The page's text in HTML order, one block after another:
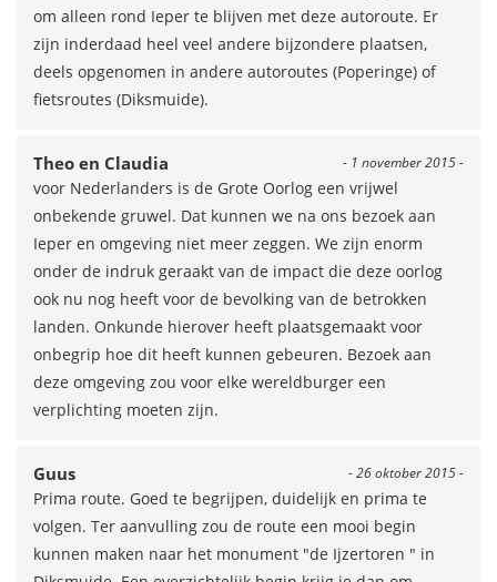
om alleen rond Ieper te blijven met deze autoroute. Er
zijn inderdaad heel veel andere bijzondere plaatsen,
deels opgenomen in andere autoroutes (Poperinge) of
fietsroutes (Diksmuide).
- 1 november 2015 -
Theo en Claudia
voor Nederlanders is de Grote Oorlog een vrijwel
onbekende gruwel. Dat kunnen we na ons bezoek aan
Ieper en omgeving niet meer zeggen. We zijn enorm
onder de indruk geraakt van de impact die deze oorlog
ook nu nog heeft voor de bevolking van de betrokken
landen. Onkunde hierover heeft plaatsgemaakt voor
onbegrip hoe dit heeft kunnen gebeuren. Bezoek aan
deze omgeving zou voor elke wereldburger een
verplichting moeten zijn.
- 26 oktober 2015 -
Guus
Prima route. Goed te begrijpen, duidelijk en prima te
volgen. Ter aanvulling zou de route een mooi begin
kunnen maken naar het monument "de Ijzertoren " in